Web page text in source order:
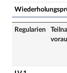
Regularien